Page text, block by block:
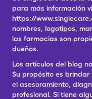
para más información
https://
nombres, logotipos,
las farmacias son
dueños.
Los artículos del blog
Su propósito es
el asesoramiento,
profesional. Si tiene